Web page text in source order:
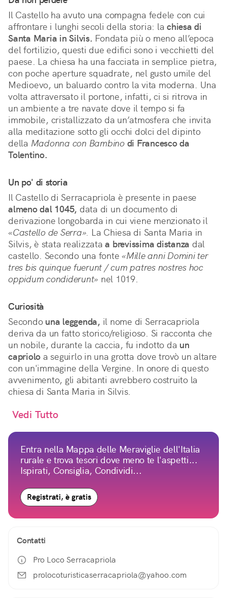
Il Castello ha avuto una compagna fedele con cui
affrontare i lunghi secoli della storia: la chiesa di
Santa Maria in Silvis. Fondata più o meno all’epoca
del fortilizio, questi due edifici sono i vecchietti del
paese. La chiesa ha una facciata in semplice pietra,
con poche aperture squadrate, nel gusto umile del
Medioevo, un baluardo contro la vita moderna. Una
volta attraversato il portone, infatti, ci si ritrova in
un ambiente a tre navate dove il tempo si fa
immobile, cristallizzato da un’atmosfera che invita
alla meditazione sotto gli occhi dolci del dipinto
della Madonna con Bambino di Francesco da
Tolentino.
Un po' di storia
Il Castello di Serracapriola è presente in paese
almeno dal 1045, data di un documento di
derivazione longobarda in cui viene menzionato il
«Castello de Serra». La Chiesa di Santa Maria in
Silvis, è stata realizzataa brevissima distanza dal
castello. Secondo una fonte «Mille anni Domini ter
tres bis quinque fuerunt / cum patres nostres hoc
oppidum condiderunt» nel 1019.
Curiosità
Secondo una leggenda, il nome di Serracapriola
deriva da un fatto storico/religioso. Si racconta che
un nobile, durante la caccia, fu indotto da un
capriolo a seguirlo in una grotta dove trovò un altare
con un'immagine della Vergine. In onore di questo
avvenimento, gli abitanti avrebbero costruito la
chiesa di Santa Maria in Silvis.
Vedi Tutto
Entra nella Mappa delle Meraviglie dell'Italia
rurale e trova tesori dove meno te l'aspetti...
Ispirati, Consiglia, Condividi...
Registrati, è gratis
Contatti
Pro Loco Serracapriola
prolocoturisticaserracapriola@yahoo.com